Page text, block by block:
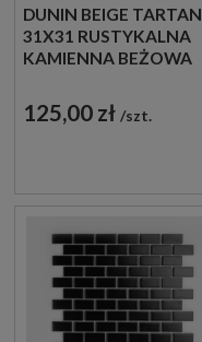
DUNIN BEIGE TARTAN
31X31 RUSTYKALNA
KAMIENNA BEŻOWA
DEKORACYJNA
125,00 zł szt.